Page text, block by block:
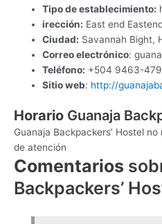
Tipo de establecimiento:
irección: East end
Ciudad: Savannah Bight,
Correo electrónico:
Teléfono: +504 9463-
Sitio web: http://
Horario Guanaja
Guanaja Backpackers’ Hostel
de atención
Comentarios
Backpackers’